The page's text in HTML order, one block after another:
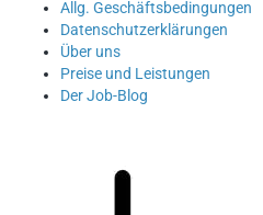
Allg. Geschäftsbedingungen
Datenschutzerklärungen
Über uns
Preise und Leistungen
Der Job-Blog